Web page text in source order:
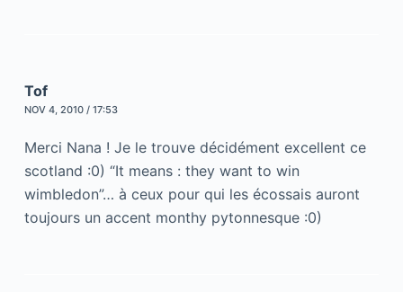
Tof
NOV 4, 2010 / 17:53
Merci Nana ! Je le trouve décidément excellent ce
scotland :0) “It means : they want to win
wimbledon”… à ceux pour qui les écossais auront
toujours un accent monthy pytonnesque :0)